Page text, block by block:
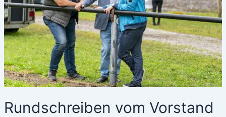
Rundschreiben vom Vorstand